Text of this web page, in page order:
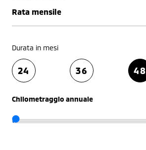
Rata mensile
Durata in mesi
24 36 48
Chilometraggio annuale